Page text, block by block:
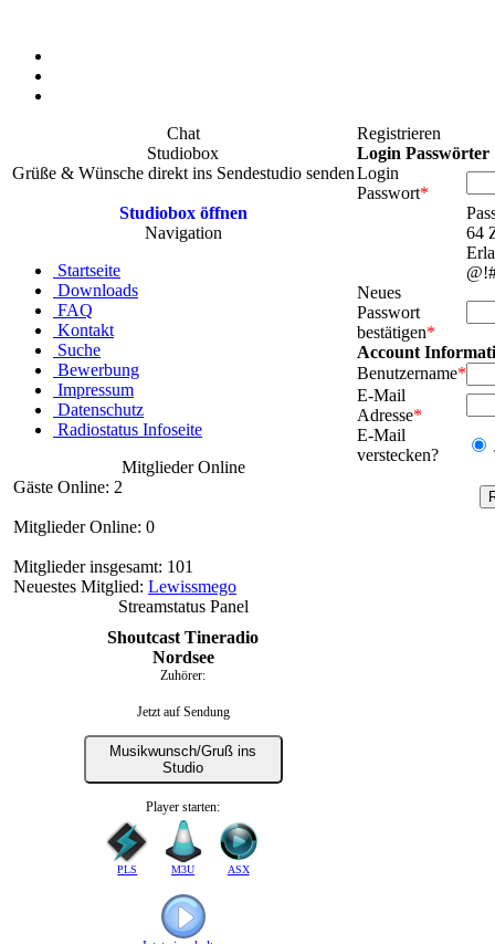
Chat
Studiobox
Grüße & Wünsche direkt ins Sendestudio senden
Studiobox öffnen
Navigation
Startseite
Downloads
FAQ
Kontakt
Suche
Bewerbung
Impressum
Datenschutz
Radiostatus Infoseite
Mitglieder Online
Gäste Online: 2
Mitglieder Online: 0
Mitglieder insgesamt: 101
Neuestes Mitglied: Lewissmego
Streamstatus Panel
Shoutcast Tineradio
Nordsee
Zuhörer:
Jetzt auf Sendung
Musikwunsch/Gruß ins
Studio
Player starten:
PLS M3U ASX
Registrieren
Login Passwörter
Login
Passwort*
64
Neues
Passwort
bestätigen*
Account
Benutzername*
E-Mail
Adresse*
E-Mail
verstecken?